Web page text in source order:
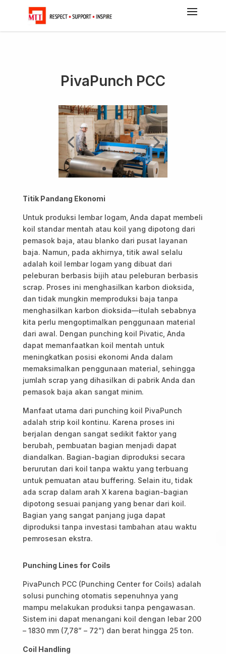
PivaPunch PCC
Titik Pandang Ekonomi
Untuk produksi lembar logam, Anda dapat membeli
koil standar mentah atau koil yang dipotong dari
pemasok baja, atau blanko dari pusat layanan
baja. Namun, pada akhirnya, titik awal selalu
adalah koil lembar logam yang dibuat dari
peleburan berbasis bijih atau peleburan berbasis
scrap. Proses ini menghasilkan karbon dioksida,
dan tidak mungkin memproduksi baja tanpa
menghasilkan karbon dioksida—itulah sebabnya
kita perlu mengoptimalkan penggunaan material
dari awal. Dengan punching koil Pivatic, Anda
dapat memanfaatkan koil mentah untuk
meningkatkan posisi ekonomi Anda dalam
memaksimalkan penggunaan material, sehingga
jumlah scrap yang dihasilkan di pabrik Anda dan
pemasok baja akan sangat minim.
Manfaat utama dari punching koil PivaPunch
adalah strip koil kontinu. Karena proses ini
berjalan dengan sangat sedikit faktor yang
berubah, pembuatan bagian menjadi dapat
diandalkan. Bagian-bagian diproduksi secara
berurutan dari koil tanpa waktu yang terbuang
untuk pemuatan atau buffering. Selain itu, tidak
ada scrap dalam arah X karena bagian-bagian
dipotong sesuai panjang yang benar dari koil.
Bagian yang sangat panjang juga dapat
diproduksi tanpa investasi tambahan atau waktu
pemrosesan ekstra.
Punching Lines for Coils
PivaPunch PCC (Punching Center for Coils) adalah
solusi punching otomatis sepenuhnya yang
mampu melakukan produksi tanpa pengawasan.
Sistem ini dapat menangani koil dengan lebar 200
– 1830 mm (7,78” – 72”) dan berat hingga 25 ton.
Coil Handling